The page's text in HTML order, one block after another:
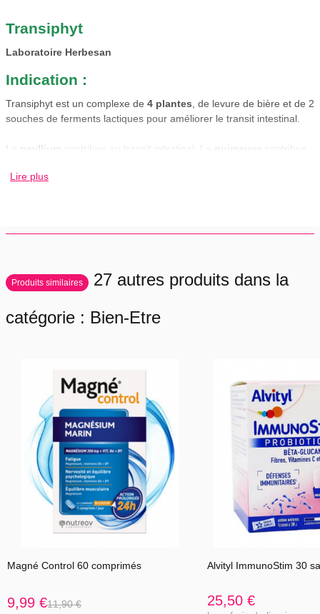
Transiphyt
Laboratoire Herbesan
Indication :
Transiphyt est un complexe de 4 plantes , de levure de bière et de 2
souches de ferments lactiques pour améliorer le transit intestinal.
Le psyllium contribue au transit intestinal. La guimauve
contribue
souches bifidobacterium bifidum et lactobacillus acidophilus. La
Conseils d'utilisation:
jusqu'à 7 gélules pour un effet optimal.
Déconseillé aux femmes enceintes et allaitantes, ainsi qu'aux
œsophagiennes et de maladie gastro-intestinale. Déconseillé en cas
de problème de déglutition, en cas d'alitement ou en l'absence
d'une quantité adéquate de liquide lors de l'ingestion de ce produit
car risque de suffocation.
Consultez votre médecin en cas de maladie des voies biliaires et
hépatiques, en cas de diabète et avant tout usage.
Déconseillé en cas d'allergie aux plantes de la famille des
Composées.
Il est recommandé de respecter les doses conseillées, de veiller à
Lire plus
Produits similaires
27 autres produits dans la
catégorie : Bien-Etre
Magné Control 60 comprimés
9,99 €11,90 €
Alvityl ImmunoStim 30
25,50 €